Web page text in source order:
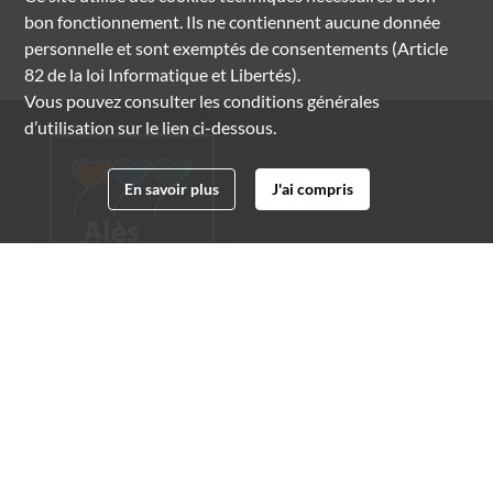
bon fonctionnement. Ils ne contiennent aucune donnée
personnelle et sont exemptés de consentements (Article
82 de la loi Informatique et Libertés).
Vous pouvez consulter les conditions générales
d’utilisation sur le lien ci-dessous.
En savoir plus J'ai compris